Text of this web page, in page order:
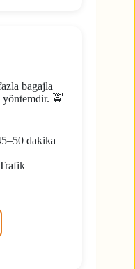
bagajla
yöntemdir. 🚖
dakika